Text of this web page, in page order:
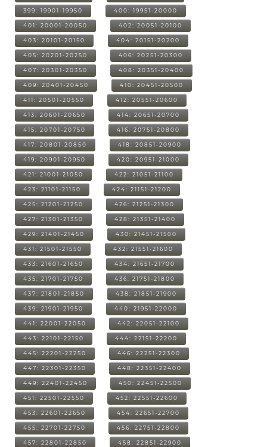
399: 19901-19950 400: 19951-20000
401: 20001-20050 402: 20051-20100
403: 20101-20150 404: 20151-20200
405: 20201-20250 406: 20251-20300
407: 20301-20350 408: 20351-20400
409: 20401-20450 410: 20451-20500
411: 20501-20550 412: 20551-20600
413: 20601-20650 414: 20651-20700
415: 20701-20750 416: 20751-20800
417: 20801-20850 418: 20851-20900
419: 20901-20950 420: 20951-21000
421: 21001-21050 422: 21051-21100
423: 21101-21150 424: 21151-21200
425: 21201-21250 426: 21251-21300
427: 21301-21350 428: 21351-21400
429: 21401-21450 430: 21451-21500
431: 21501-21550 432: 21551-21600
433: 21601-21650 434: 21651-21700
435: 21701-21750 436: 21751-21800
437: 21801-21850 438: 21851-21900
439: 21901-21950 440: 21951-22000
441: 22001-22050 442: 22051-22100
443: 22101-22150 444: 22151-22200
445: 22201-22250 446: 22251-22300
447: 22301-22350 448: 22351-22400
449: 22401-22450 450: 22451-22500
451: 22501-22550 452: 22551-22600
453: 22601-22650 454: 22651-22700
455: 22701-22750 456: 22751-22800
457: 22801-22850 458: 22851-22900